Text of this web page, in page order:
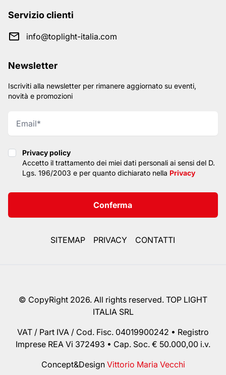
Servizio clienti
info@toplight-italia.com
Newsletter
Iscriviti alla newsletter per rimanere aggiornato su eventi,
novità e promozioni
Privacy policy
Privacy policy
Accetto il trattamento dei miei dati personali ai sensi del D.
Lgs. 196/2003 e per quanto dichiarato nella Privacy
Conferma
SITEMAP PRIVACY CONTATTI
© CopyRight 2026. All rights reserved. TOP LIGHT
ITALIA SRL
VAT / Part IVA / Cod. Fisc. 04019900242 • Registro
Imprese REA Vi 372493 • Cap. Soc. € 50.000,00 i.v.
Concept&Design Vittorio Maria Vecchi